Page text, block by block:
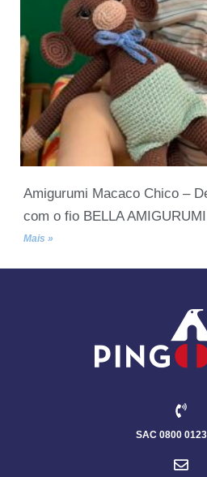
Amigurumi Macaco Chico –
com o fio BELLA AMIGURUMI
Mais »
SAC 0800